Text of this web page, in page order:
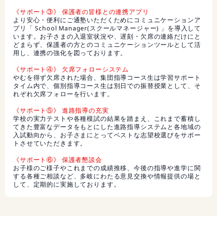
《サポート③》 保護者の皆様との連携アプリ
より安心・便利にご通塾いただくためにコミュニケーションア
プリ「 School Manager(スクールマネージャー) 」を導入して
います。お子さまの入退室状況や、遅刻・欠席の連絡だけにと
どまらず、保護者の方とのコミュニケーションツールとして活
用し、連携の強化を図っております。
《サポート④》 欠席フォローシステム
やむを得ず欠席された場合、集団指導コース生は学習サポート
タイム内で、個別指導コース生は別日での振替授業として、そ
れぞれ欠席フォローを行います。
《サポート⑤》 進路指導の充実
学校の実力テストや各種模試の結果を踏まえ、これまで蓄積し
てきた豊富なデータをもとにした進路指導システムと各地域の
入試動向から、お子さまにとってベストな志望校選びをサポー
トさせていただきます。
《サポート⑥》 保護者懇談会
お子様のご様子やこれまでの成績推移、今後の指導や進学に関
する各種ご相談など、多岐にわたる意見交換や情報提供の場と
して、定期的に実施しております。